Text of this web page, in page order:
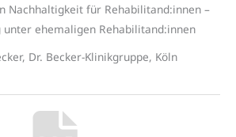
Nachhaltigkeit für Rehabilitand:innen –
unter ehemaligen Rehabilitand:innen
Dr. Becker-Klinikgruppe, Köln